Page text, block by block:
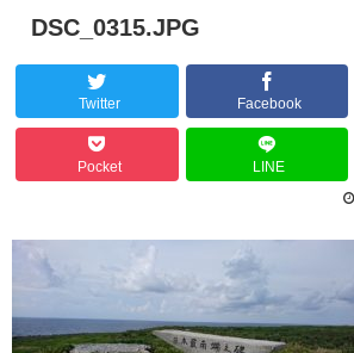
DSC_0315.JPG
Twitter Facebook
Pocket LINE